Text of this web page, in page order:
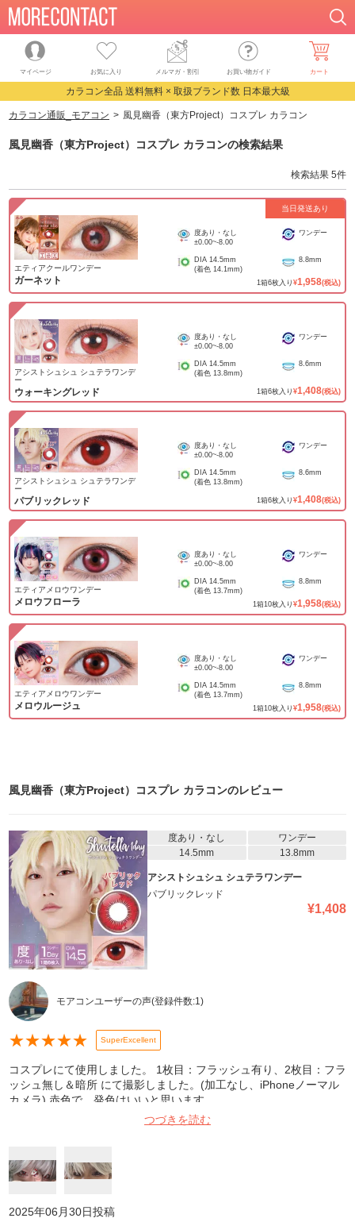
マイページ お気に入り メルマガ・割引 お買い物ガイド カート
カラコン全品 送料無料 × 取扱ブランド数 日本最大級
カラコン通販_モアコン 風見幽香（東方Project）コスプレ カラコン
風見幽香（東方Project）コスプレ カラコンの検索結果
検索結果 5件
当日発送あり
エティアクールワンデー
ガーネット
度あり・なし
±0.00~-8.00
ワンデー
DIA 14.5mm
(着色 14.1mm)
8.8mm
1箱6枚入り ¥1,958(税込)
アシストシュシュ シュテラワンデ
ー
ウォーキングレッド
度あり・なし
±0.00~-8.00
ワンデー
DIA 14.5mm
(着色 13.8mm)
8.6mm
1箱6枚入り ¥1,408(税込)
アシストシュシュ シュテラワンデ
ー
パブリックレッド
度あり・なし
±0.00~-8.00
ワンデー
DIA 14.5mm
(着色 13.8mm)
8.6mm
1箱6枚入り ¥1,408(税込)
エティアメロウワンデー
メロウフローラ
度あり・なし
±0.00~-8.00
ワンデー
DIA 14.5mm
(着色 13.7mm)
8.8mm
1箱10枚入り ¥1,958(税込)
エティアメロウワンデー
メロウルージュ
度あり・なし
±0.00~-8.00
ワンデー
DIA 14.5mm
(着色 13.7mm)
8.8mm
1箱10枚入り ¥1,958(税込)
風見幽香（東方Project）コスプレ カラコンのレビュー
度あり・なし
ワンデー
14.5mm
13.8mm
アシストシュシュ シュテラワンデー
パブリックレッド
¥1,408
モアコンユーザーの声(登録件数:1)
★★★★★ SuperExcellent
コスプレにて使用しました。 1枚目：フラッシュ有り、2枚目：フラ
ッシュ無し＆暗所 にて撮影しました。(加工なし、iPhoneノーマル
カメラ) 赤色で、発色はいいと思います
つづきを読む
2025年06月30日投稿